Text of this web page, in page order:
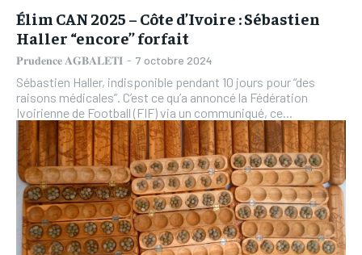
Élim CAN 2025 – Côte d’Ivoire : Sébastien
Haller “encore’’ forfait
𝐏𝐫𝐮𝐝𝐞𝐧𝐜𝐞 𝐀𝐆𝐁𝐀𝐋𝐄𝐓𝐈 - 7 octobre 2024
Sébastien Haller, indisponible pendant 10 jours pour “des
raisons médicales”. C’est ce qu’a annoncé la Fédération
Ivoirienne de Football (FIF) via un communiqué, ce...